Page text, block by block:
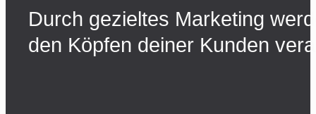
Durch gezieltes Marketing
den Köpfen deiner Kunden